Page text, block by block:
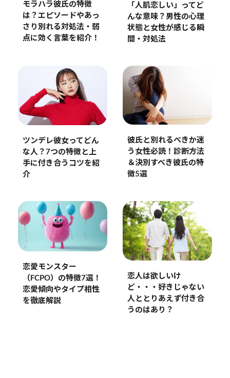
モラハラ彼氏の特徴
は？エピソードやあっ
さり別れる対処法・弱
点に効く言葉を紹介！
「人肌恋しい」ってど
んな意味？男性の心理
状態と女性が感じる瞬
間・対処法
ツンデレ彼女ってどん
な人？7つの特徴と上
手に付き合うコツを紹
介
彼氏と別れるべきか迷
う女性必読！診断方法
＆決別すべき彼氏の特
徴5選
恋愛モンスター
（FCPO）の特徴7選！
恋愛傾向やタイプ相性
を徹底解説
恋人は欲しいけ
ど・・・好きじゃない
人ととりあえず付き合
うのはあり？